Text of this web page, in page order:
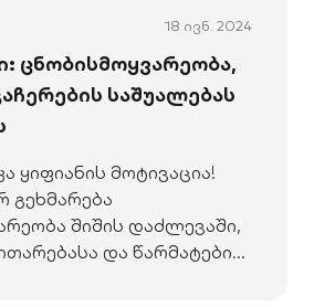
18 ივნ. 2024
ცნობისმოყვარეობა,
საშუალებას
ყიფიანის მოტივაცია!
გეხმარება
შიშის დაძლევაში,
და წარმატების